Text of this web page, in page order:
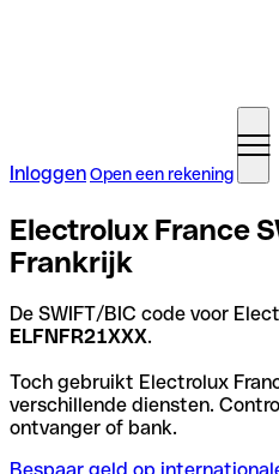
InloggenOpen een rekening
Electrolux France
Frankrijk
De SWIFT/BIC code voor
ELFNFR21XXX.
Toch gebruikt Electrolux
verschillende diensten.
ontvanger of bank.